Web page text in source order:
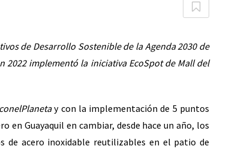
de Desarrollo Sostenible de la Agenda 2030 de
2022 implementó la iniciativa EcoSpot de Mall del
y con la implementación de 5 puntos
en Guayaquil en cambiar, desde hace un año, los
de acero inoxidable reutilizables en el patio de